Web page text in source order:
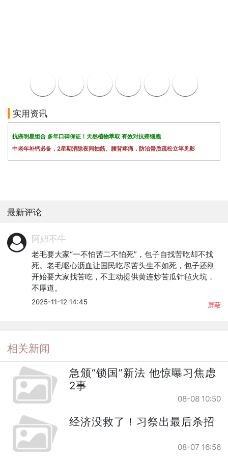
实用资讯
抗癌明星组合 多年口碑保证！天然植物萃取 有效对抗癌细胞
中老年补钙必备，2星期消除夜间抽筋、腰背疼痛，防治骨质疏松立竿见影
最新评论
阿妞不牛
老毛要大家“一不怕苦二不怕死”，包子自找苦吃却不找
死。老毛呕心沥血让国民吃尽苦头生不如死，包子还刚
开始要大家找苦吃，不主动提供黄连炒苦瓜针毡火坑，
不厚道。
2025-11-12 14:45 屏蔽
相关新闻
急颁“锁国”新法 他惊曝习焦虑
2事
08-08 10:50
经济没救了！习祭出最后杀招
08-07 16:56